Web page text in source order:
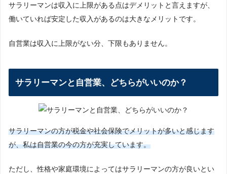
サラリーマンは収入に上限がある点はデメリットと言えますが、
働いていれば安定した収入があるのは大きなメリットです。
自営業は収入に上限がない分、下限もありません。
サラリーマンと自営業、どちらがいいのか？
サラリーマンの方が税金や社会保険でメリットが多いと感じます
が、私は自営業の今の方が充実しています。
ただし、性格や家庭環境によってはサラリーマンの方が良いとい